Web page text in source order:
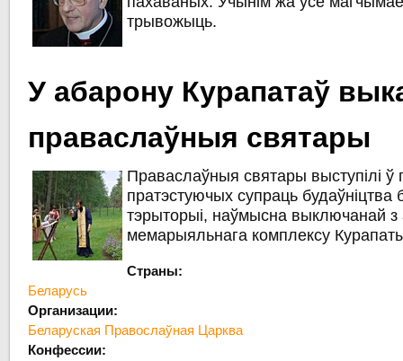
трывожыць.
У абарону Курапатаў
праваслаўныя святары
Праваслаўныя святары выступілі ў
пратэстуючых супраць будаўніцтва
тэрыторыі, наўмысна выключанай з
мемарыяльнага комплексу
Страны:
Беларусь
Организации:
Беларуская Правослаўная Царква
Конфессии: